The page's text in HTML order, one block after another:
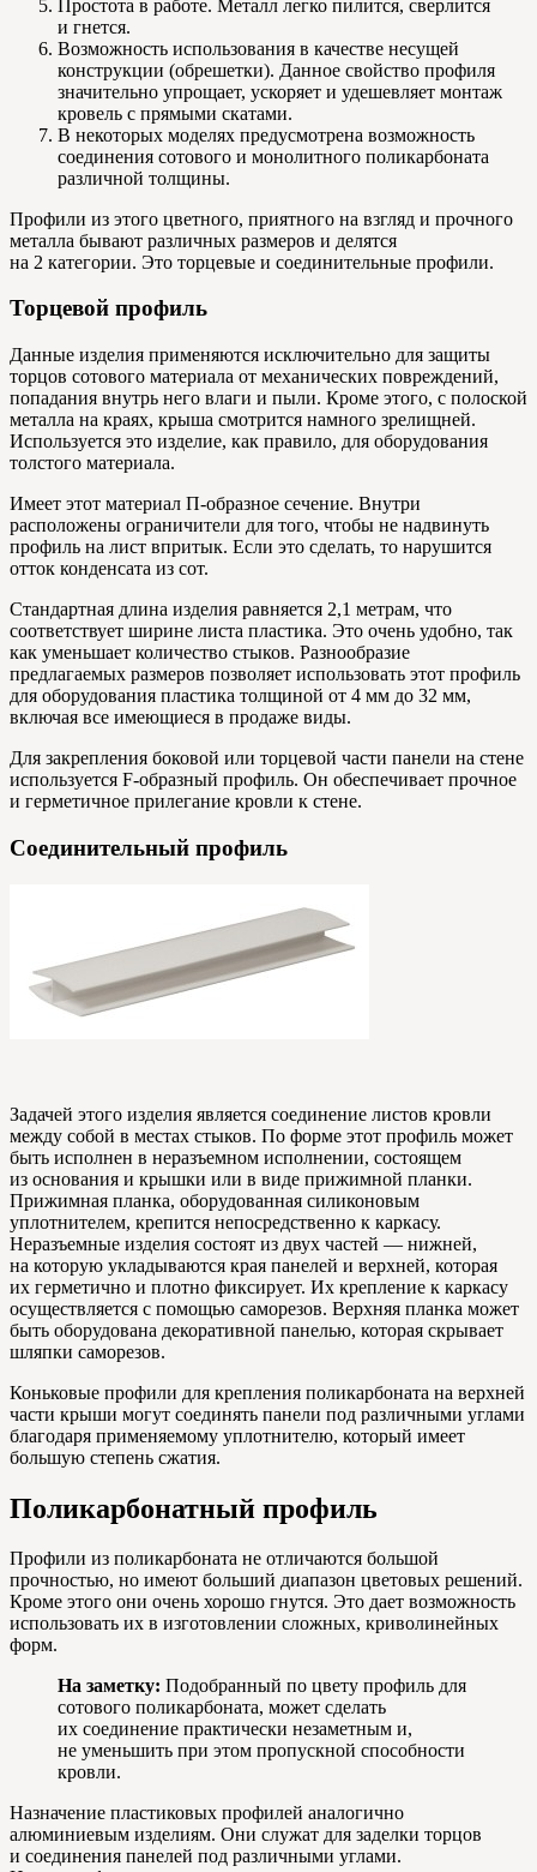
Простота в работе. Металл легко пилится, сверлится
и гнется.
Возможность использования в качестве несущей
конструкции (обрешетки). Данное свойство профиля
значительно упрощает, ускоряет и удешевляет монтаж
кровель с прямыми скатами.
В некоторых моделях предусмотрена возможность
соединения сотового и монолитного поликарбоната
различной толщины.
Профили из этого цветного, приятного на взгляд и прочного
металла бывают различных размеров и делятся
на 2 категории. Это торцевые и соединительные профили.
Торцевой профиль
Данные изделия применяются исключительно для защиты
торцов сотового материала от механических повреждений,
попадания внутрь него влаги и пыли. Кроме этого, с полоской
металла на краях, крыша смотрится намного зрелищней.
Используется это изделие, как правило, для оборудования
толстого материала.
Имеет этот материал П-образное сечение. Внутри
расположены ограничители для того, чтобы не надвинуть
профиль на лист впритык. Если это сделать, то нарушится
отток конденсата из сот.
Стандартная длина изделия равняется 2,1 метрам, что
соответствует ширине листа пластика. Это очень удобно, так
как уменьшает количество стыков. Разнообразие
предлагаемых размеров позволяет использовать этот профиль
для оборудования пластика толщиной от 4 мм до 32 мм,
включая все имеющиеся в продаже виды.
Для закрепления боковой или торцевой части панели на стене
используется F-образный профиль. Он обеспечивает прочное
и герметичное прилегание кровли к стене.
Соединительный профиль
Задачей этого изделия является соединение листов кровли
между собой в местах стыков. По форме этот профиль может
быть исполнен в неразъемном исполнении, состоящем
из основания и крышки или в виде прижимной планки.
Прижимная планка, оборудованная силиконовым
уплотнителем, крепится непосредственно к каркасу.
Неразъемные изделия состоят из двух частей — нижней,
на которую укладываются края панелей и верхней, которая
их герметично и плотно фиксирует. Их крепление к каркасу
осуществляется с помощью саморезов. Верхняя планка может
быть оборудована декоративной панелью, которая скрывает
шляпки саморезов.
Коньковые профили для крепления поликарбоната на верхней
части крыши могут соединять панели под различными углами
благодаря применяемому уплотнителю, который имеет
большую степень сжатия.
Поликарбонатный профиль
Профили из поликарбоната не отличаются большой
прочностью, но имеют больший диапазон цветовых решений.
Кроме этого они очень хорошо гнутся. Это дает возможность
использовать их в изготовлении сложных, криволинейных
форм.
На заметку: Подобранный по цвету профиль для
сотового поликарбоната, может сделать
их соединение практически незаметным и,
не уменьшить при этом пропускной способности
кровли.
Назначение пластиковых профилей аналогично
алюминиевым изделиям. Они служат для заделки торцов
и соединения панелей под различными углами.